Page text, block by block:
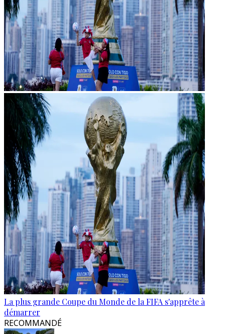
La plus grande Coupe du Monde de la FIFA s'apprête à
démarrer
RECOMMANDÉ